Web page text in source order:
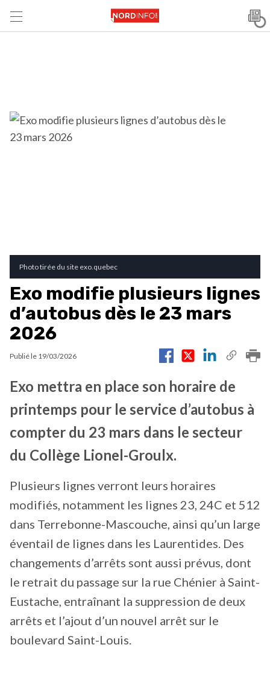
Photo tirée du site exo.quebec
Exo modifie plusieurs lignes
d’autobus dès le 23 mars
2026
Publié le 19/03/2026
Exo mettra en place son horaire de
printemps pour le service d’autobus à
compter du 23 mars dans le secteur
du Collège Lionel-Groulx.
Plusieurs lignes verront leurs horaires
modifiés, notamment les lignes 23, 24C et 512
dans Terrebonne-Mascouche, ainsi qu’un large
éventail de lignes dans les Laurentides. Des
changements d’arrêts sont aussi prévus, dont
le retrait du passage sur la rue Chénier à Saint-
Eustache, entraînant la suppression de deux
arrêts et l’ajout d’un nouvel arrêt sur le
boulevard Saint-Louis.